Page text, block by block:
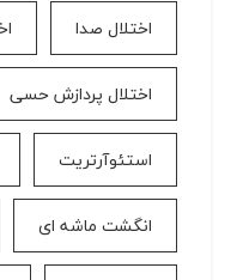
اختلال صدا
اختلال پردازش حسی
استئوآرتریت
انگشت ماشه ای